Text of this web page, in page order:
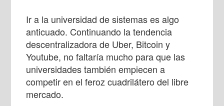
Ir a la universidad de sistemas es algo
anticuado. Continuando la tendencia
descentralizadora de Uber, Bitcoin y
Youtube, no faltaría mucho para que las
universidades también empiecen a
competir en el feroz cuadrilátero del libre
mercado.